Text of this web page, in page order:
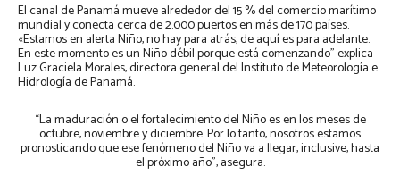
El canal de Panamá mueve alrededor del 15 % del comercio marítimo
mundial y conecta cerca de 2.000 puertos en más de 170 países.
«Estamos en alerta Niño, no hay para atrás, de aquí es para adelante.
En este momento es un Niño débil porque está comenzando” explica
Luz Graciela Morales, directora general del Instituto de Meteorología e
Hidrología de Panamá.
“La maduración o el fortalecimiento del Niño es en los meses de
octubre, noviembre y diciembre. Por lo tanto, nosotros estamos
pronosticando que ese fenómeno del Niño va a llegar, inclusive, hasta
el próximo año”, asegura.